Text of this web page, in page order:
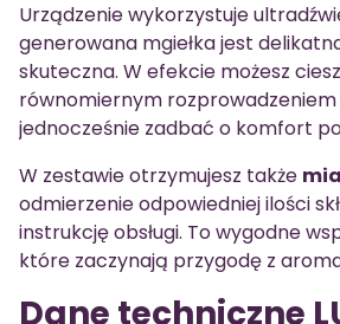
Urządzenie wykorzystuje
generowana mgiełka jest
skuteczna. W efekcie możesz
równomiernym rozprowadzeniem
jednocześnie zadbać o komfort
W zestawie otrzymujesz także
odmierzenie odpowiedniej ilości
instrukcję obsługi. To wygodne
które zaczynają przygodę z
Dane techniczne